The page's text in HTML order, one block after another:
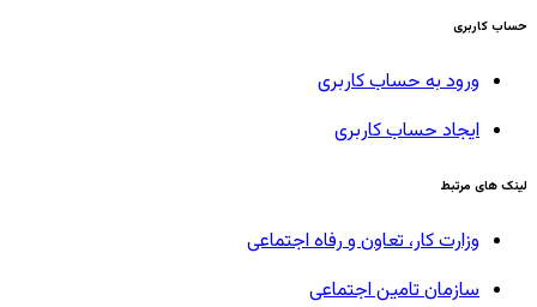
حساب کاربری
ورود به حساب کاربری
ایجاد حساب کاربری
لینک های مرتبط
وزارت کار، تعاون و رفاه اجتماعی
سازمان تامین اجتماعی